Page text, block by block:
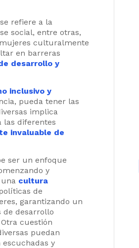
refiere a la
social, entre otras,
culturalmente
en barreras
desarrollo y
inclusivo y
pueda tener las
implica
las diferentes
invaluable de
ser un enfoque
y
cultura
de
garantizando un
de desarrollo
cuestión
puedan
y